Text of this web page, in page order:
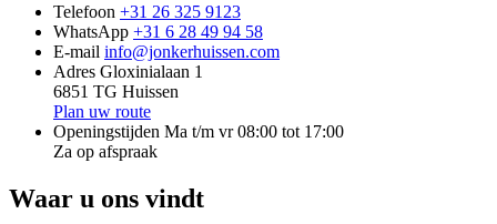
Telefoon +31 26 325 9123
WhatsApp +31 6 28 49 94 58
E-mail info@jonkerhuissen.com
Adres Gloxinialaan 1
6851 TG Huissen
Plan uw route
Openingstijden Ma t/m vr 08:00 tot 17:00
Za op afspraak
Waar u ons vindt